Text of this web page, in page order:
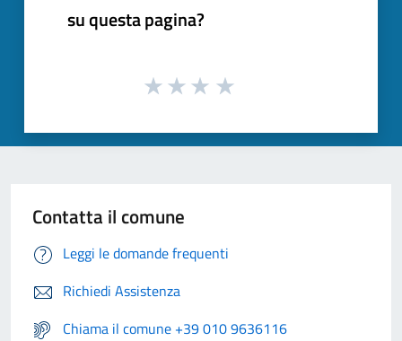
su questa pagina?
Contatta il comune
Leggi le domande frequenti
Richiedi Assistenza
Chiama il comune +39 010 9636116